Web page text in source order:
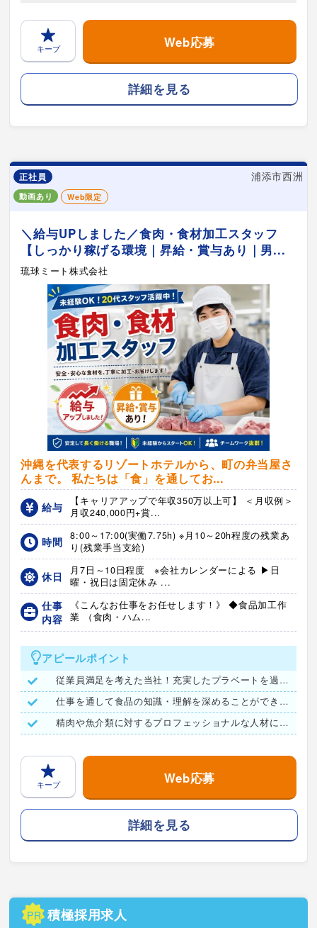
キープ Web応募
詳細を見る
正社員 浦添市西洲
動画あり Web限定
＼給与UPしました／食肉・食材加工スタッフ
【しっかり稼げる環境｜昇給・賞与あり｜男...
琉球ミート株式会社
沖縄を代表するリゾートホテルから、町の弁当屋さ
んまで。 私たちは「食」を通してお...
給与
【キャリアアップで年収350万以上可】 ＜月収例＞
月収240,000円+賞...
時間
8:00～17:00(実働7.75h) ※月10～20h程度の残業あ
り(残業手当支給)
休日
月7日～10日程度 ※会社カレンダーによる ▶日
曜・祝日は固定休み ...
仕事
内容
《こんなお仕事をお任せします！》 ◆食品加工作
業 （食肉・ハム...
アピールポイント
従業員満足を考えた当社！充実したプラベートを過ごせます♪
仕事を通して食品の知識・理解を深めることができます!
精肉や魚介類に対するプロフェッショナルな人材になりましょう！
キープ Web応募
詳細を見る
PR 積極採用求人